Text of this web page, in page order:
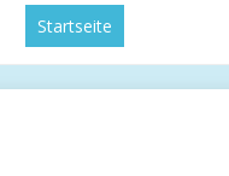
Startseite